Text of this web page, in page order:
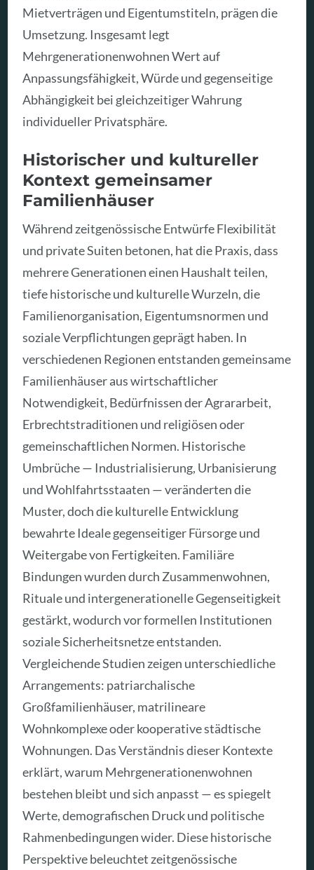
Mietverträgen und Eigentumstiteln, prägen die
Umsetzung. Insgesamt legt
Mehrgenerationenwohnen Wert auf
Anpassungsfähigkeit, Würde und gegenseitige
Abhängigkeit bei gleichzeitiger Wahrung
individueller Privatsphäre.
Historischer und kultureller
Kontext gemeinsamer
Familienhäuser
Während zeitgenössische Entwürfe Flexibilität
und private Suiten betonen, hat die Praxis, dass
mehrere Generationen einen Haushalt teilen,
tiefe historische und kulturelle Wurzeln, die
Familienorganisation, Eigentumsnormen und
soziale Verpflichtungen geprägt haben. In
verschiedenen Regionen entstanden gemeinsame
Familienhäuser aus wirtschaftlicher
Notwendigkeit, Bedürfnissen der Agrararbeit,
Erbrechtstraditionen und religiösen oder
gemeinschaftlichen Normen. Historische
Umbrüche — Industrialisierung, Urbanisierung
und Wohlfahrtsstaaten — veränderten die
Muster, doch die kulturelle Entwicklung
bewahrte Ideale gegenseitiger Fürsorge und
Weitergabe von Fertigkeiten. Familiäre
Bindungen wurden durch Zusammenwohnen,
Rituale und intergenerationelle Gegenseitigkeit
gestärkt, wodurch vor formellen Institutionen
soziale Sicherheitsnetze entstanden.
Vergleichende Studien zeigen unterschiedliche
Arrangements: patriarchalische
Großfamilienhäuser, matrilineare
Wohnkomplexe oder kooperative städtische
Wohnungen. Das Verständnis dieser Kontexte
erklärt, warum Mehrgenerationenwohnen
bestehen bleibt und sich anpasst — es spiegelt
Werte, demografischen Druck und politische
Rahmenbedingungen wider. Diese historische
Perspektive beleuchtet zeitgenössische